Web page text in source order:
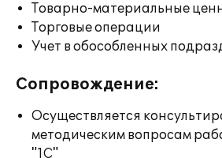
Товарно-материальные
Торговые операции
Учет в обособленных
Сопровождение:
Осуществляется
методическим вопросам
"1С"